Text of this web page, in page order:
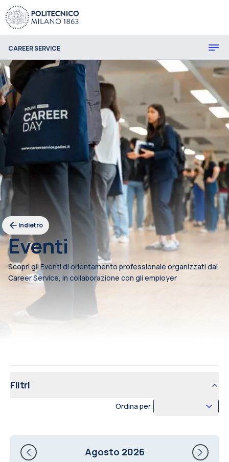
CAREER SERVICE
Indietro
Eventi
Scopri gli Eventi di orientamento professionale organizzati dal
Career Service, in collaborazione con gli employer
Filtri
Ordina per:
Agosto 2026